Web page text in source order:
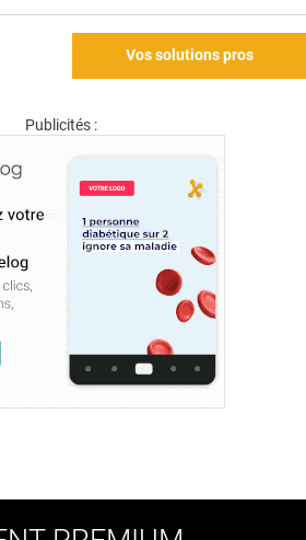
Vos solutions pros
Publicités :